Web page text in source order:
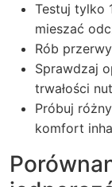
Testuj tylko
mieszać
Rób
Sprawdzaj
trwałości
Próbuj
komfort